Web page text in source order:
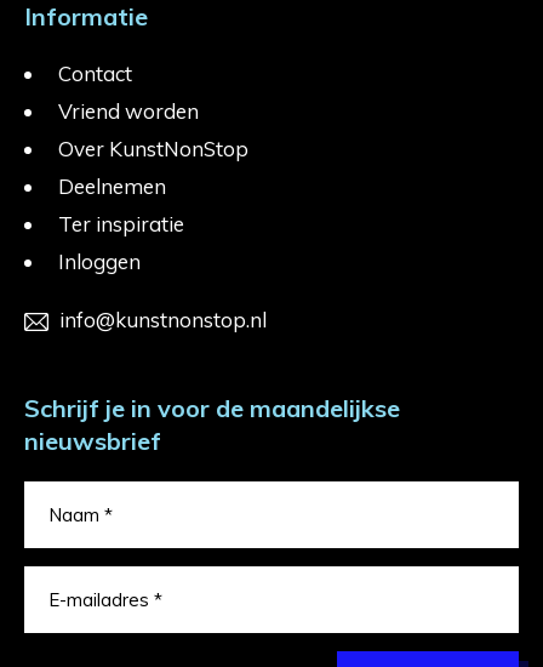
Informatie
Contact
Vriend worden
Over KunstNonStop
Deelnemen
Ter inspiratie
Inloggen
info@kunstnonstop.nl
Schrijf je in voor de maandelijkse
nieuwsbrief